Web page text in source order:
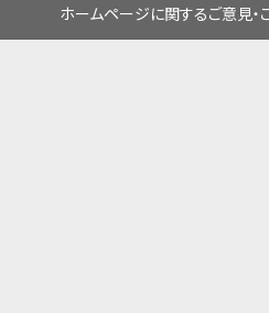
ホームページに関するご意見・